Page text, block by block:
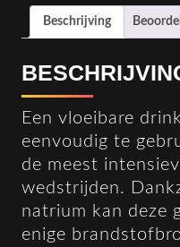
Beschrijving
Een vloeibare
eenvoudig te
de meest
wedstrijden.
natrium kan deze
enige